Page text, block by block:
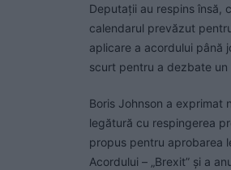
Deputații au respins însă,
calendarul prevăzut
aplicare a acordului până
scurt pentru a dezbate
Boris Johnson a exprimat
legătură cu respingerea
propus pentru aprobarea
Acordului – „Brexit” şi a